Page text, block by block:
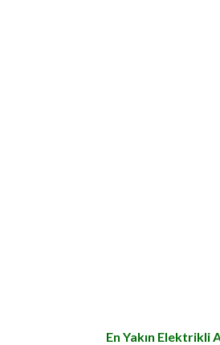
En Yakın Elektrikli